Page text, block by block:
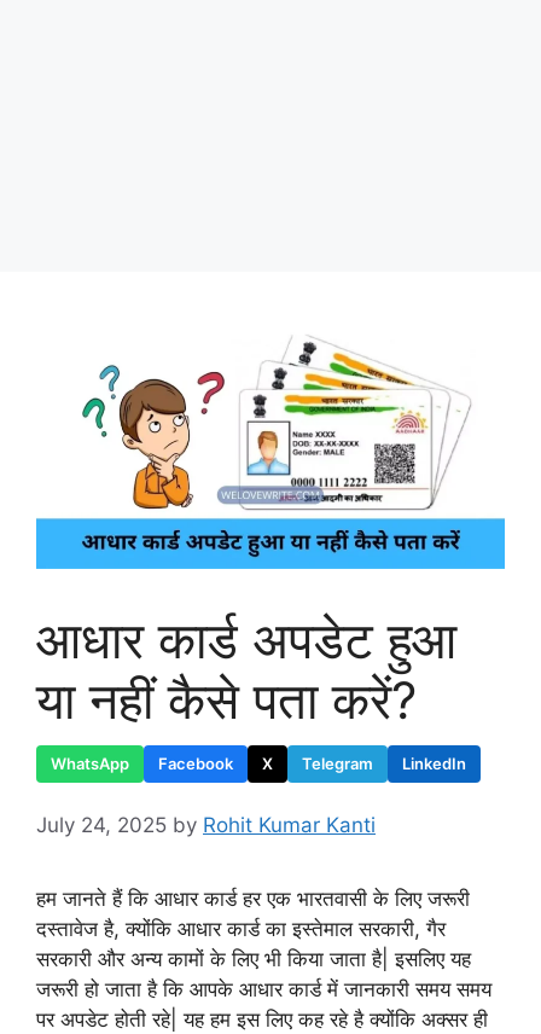
आधार कार्ड अपडेट हुआ
या नहीं कैसे पता करें?
WhatsApp Facebook X Telegram LinkedIn
July 24, 2025 by Rohit Kumar Kanti
हम जानते हैं कि आधार कार्ड हर एक भारतवासी के लिए जरूरी
दस्तावेज है, क्योंकि आधार कार्ड का इस्तेमाल सरकारी, गैर
सरकारी और अन्य कामों के लिए भी किया जाता है| इसलिए यह
जरूरी हो जाता है कि आपके आधार कार्ड में जानकारी समय समय
पर अपडेट होती रहे| यह हम इस लिए कह रहे है क्योंकि अक्सर ही